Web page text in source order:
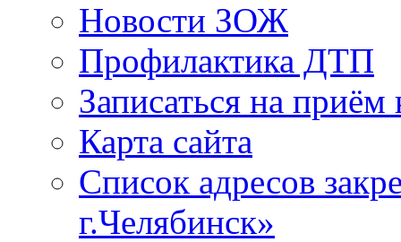
Новости ЗОЖ
Профилактика ДТП
Записаться на приём
Карта сайта
Список адресов
г.Челябинск»